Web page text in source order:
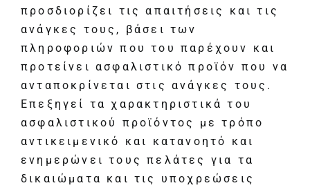
προσδιορίζει τις απαιτήσεις και τις
ανάγκες τους, βάσει των
πληροφοριών που του παρέχουν και
προτείνει ασφαλιστικό προϊόν που να
ανταποκρίνεται στις ανάγκες τους.
Επεξηγεί τα χαρακτηριστικά του
ασφαλιστικού προϊόντος με τρόπο
αντικειμενικό και κατανοητό και
ενημερώνει τους πελάτες για τα
δικαιώματα και τις υποχρεώσεις